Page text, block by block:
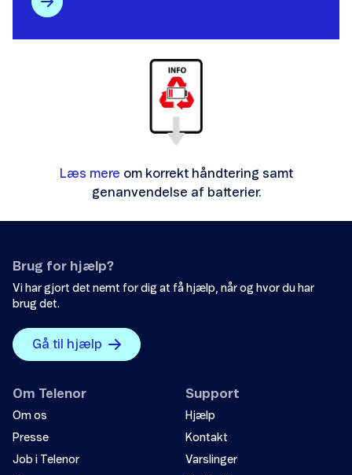
Læs mere om korrekt håndtering samt
genanvendelse af batterier.
Brug for hjælp?
Vi har gjort det nemt for dig at få hjælp, når og hvor du har
brug det.
Gå til hjælp
Om Telenor
Om os
Presse
Job i Telenor
Support
Hjælp
Kontakt
Varslinger